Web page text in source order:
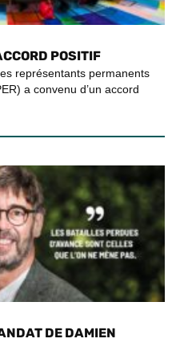
POSITIF
représentants permanents
a convenu d’un accord
DE DAMIEN